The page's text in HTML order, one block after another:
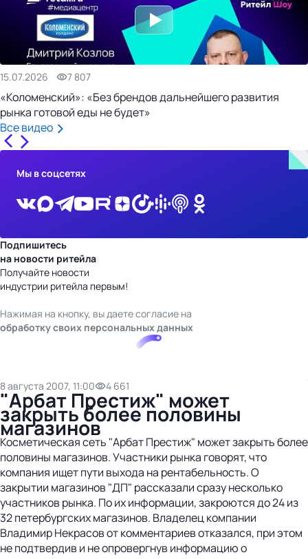
15.07.2026 7 807
«Коломенский»: «Без брендов дальнейшего развития
рынка готовой еды не будет»
Все видео
Мы в соцсетях
Подпишитесь
на новости ритейла
Получайте новости
индустрии ритейла первым!
Нажимая на кнопку, вы даете согласие на
обработку своих персональных данных
8 августа 2007, 11:00 4 661
"Арбат Престиж" может
закрыть более половины
магазинов
Косметическая сеть "Арбат Престиж" может закрыть более
половины магазинов. Участники рынка говорят, что
компания ищет пути выхода на рентабельность. О
закрытии магазинов "ДП" рассказали сразу несколько
участников рынка. По их информации, закроются до 24 из
32 петербургских магазинов. Владелец компании
Владимир Некрасов от комментариев отказался, при этом
не подтвердив и не опровергнув информацию о